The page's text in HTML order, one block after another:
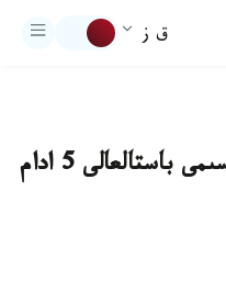
ق ز
الماتى وبلىسىندا شومىلۋ ماۋسىمى باستالعالى 5 ادام